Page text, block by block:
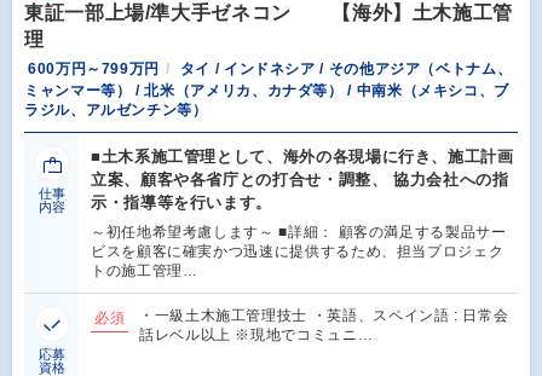
東証一部上場/準大手ゼネコン 【海外】土木施工管
理
600万円～799万円
タイ / インドネシア / その他アジア（ベトナム、
ミャンマー等） / 北米（アメリカ、カナダ等） / 中南米（メキシコ、ブ
ラジル、アルゼンチン等）
仕事
内容
■土木系施工管理として、海外の各現場に行き、施工計画
立案、顧客や各省庁との打合せ・調整、 協力会社への指
示・指導等を行います。
～初任地希望考慮します～ ■詳細： 顧客の満足する製品サー
ビスを顧客に確実かつ迅速に提供するため、担当プロジェク
トの施工管理…
応募
資格
必須
・一級土木施工管理技士 ・英語、スペイン語 : 日常会
話レベル以上 ※現地でコミュニ…